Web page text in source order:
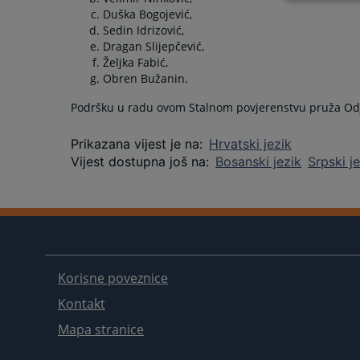
Duška Bogojević,
Sedin Idrizović,
Dragan Slijepčević,
Željka Fabić,
Obren Bužanin.
Podršku u radu ovom Stalnom povjerenstvu pruža
Prikazana vijest je na: Hrvatski jezik
Vijest dostupna još na: Bosanski jezik Srpski
Korisne poveznice
Kontakt
Mapa stranice